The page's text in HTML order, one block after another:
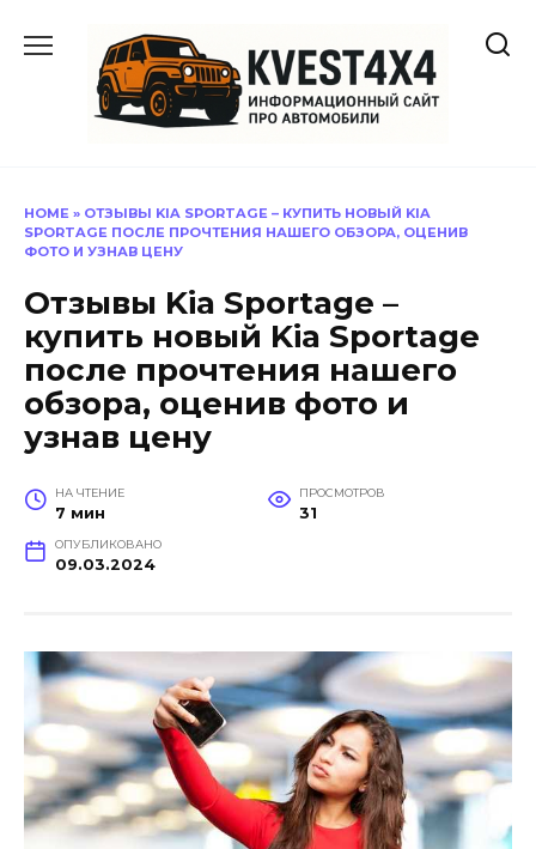
содержанию
HOME » ОТЗЫВЫ KIA SPORTAGE – КУПИТЬ НОВЫЙ KIA
SPORTAGE ПОСЛЕ ПРОЧТЕНИЯ НАШЕГО ОБЗОРА, ОЦЕНИВ
ФОТО И УЗНАВ ЦЕНУ
Отзывы Kia Sportage –
купить новый Kia Sportage
после прочтения нашего
обзора, оценив фото и
узнав цену
НА ЧТЕНИЕ
7 мин
ПРОСМОТРОВ
31
ОПУБЛИКОВАНО
09.03.2024